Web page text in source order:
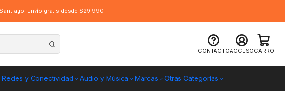
CONTACTOACCESOCARRO
Redes y Conectividad Audio y Música Marcas Otras Categorías
Envío gratis desde $29.990
gráfica Neo Forza Nvidia GTX 1660 Super
GRATIS A TODO CHILE